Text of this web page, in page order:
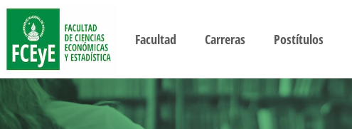
Facultad Carreras Postítulos